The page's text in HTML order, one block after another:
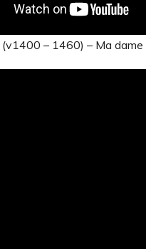
(v1400 – 1460) – Ma dame